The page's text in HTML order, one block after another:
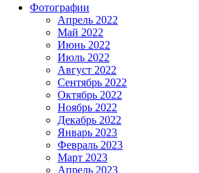
Фотографии
Апрель 2022
Май 2022
Июнь 2022
Июль 2022
Август 2022
Сентябрь 2022
Октябрь 2022
Ноябрь 2022
Декабрь 2022
Январь 2023
Февраль 2023
Март 2023
Апрель 2023